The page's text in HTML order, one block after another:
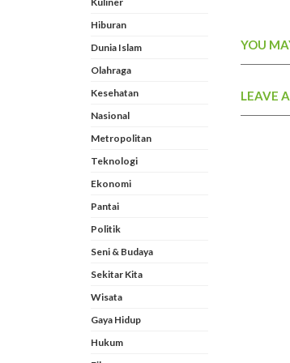
Hiburan
Dunia Islam
Olahraga
Kesehatan
Nasional
Metropolitan
Teknologi
Ekonomi
Pantai
Politik
Seni & Budaya
Sekitar Kita
Wisata
Gaya Hidup
Hukum
YOU
LEAVE